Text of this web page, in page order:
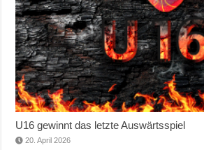
U16 gewinnt das letzte Auswärtsspiel
20. April 2026